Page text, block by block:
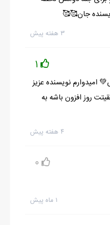
جان🥰🥰
۳ هفته پیش
1
امیدوارم نویسنده عزیز
روز افزون باشه به
۴ هفته پیش
0
۱ ماه پیش